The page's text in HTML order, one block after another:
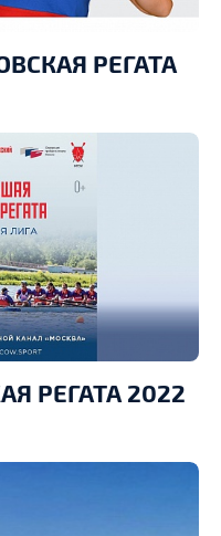
РЕГАТА
РЕГАТА 2022